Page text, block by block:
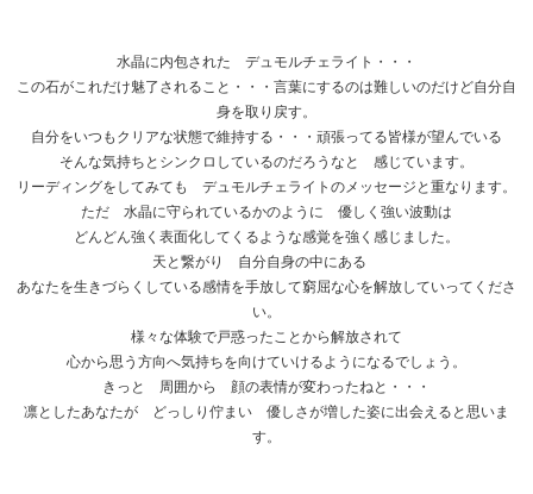
水晶に内包された デュモルチェライト・・・
この石がこれだけ魅了されること・・・言葉にするのは難しいのだけど自分自
身を取り戻す。
自分をいつもクリアな状態で維持する・・・頑張ってる皆様が望んでいる
そんな気持ちとシンクロしているのだろうなと 感じています。
リーディングをしてみても デュモルチェライトのメッセージと重なります。
ただ 水晶に守られているかのように 優しく強い波動は
どんどん強く表面化してくるような感覚を強く感じました。
天と繋がり 自分自身の中にある
あなたを生きづらくしている感情を手放して窮屈な心を解放していってくださ
い。
様々な体験で戸惑ったことから解放されて
心から思う方向へ気持ちを向けていけるようになるでしょう。
きっと 周囲から 顔の表情が変わったねと・・・
凛としたあなたが どっしり佇まい 優しさが増した姿に出会えると思いま
す。